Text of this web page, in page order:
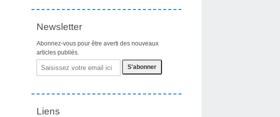
Newsletter
Abonnez-vous pour être averti des nouveaux
articles publiés.
Email
Liens